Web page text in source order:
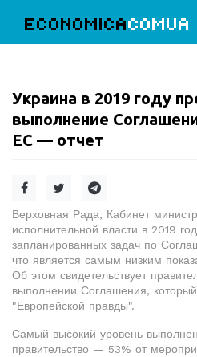
ECONOMICACOMUA
Украина в 2019 году
выполнение
ЕС — отчет
Верховная Рада, Кабинет
исполнительной власти в 2019
запланированных задач по
что является самым низким
Об этом свидетельствует
выполнении Соглашения,
"Европейской правды".
Самый высокий уровень
правительство — 53% от